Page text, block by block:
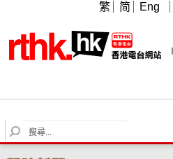
繁 简 Eng
S
e